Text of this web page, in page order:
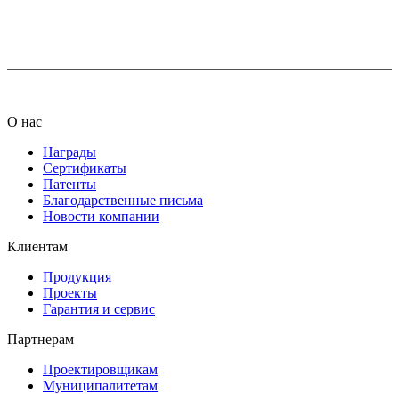
О нас
Награды
Сертификаты
Патенты
Благодарственные письма
Новости компании
Клиентам
Продукция
Проекты
Гарантия и сервис
Партнерам
Проектировщикам
Муниципалитетам